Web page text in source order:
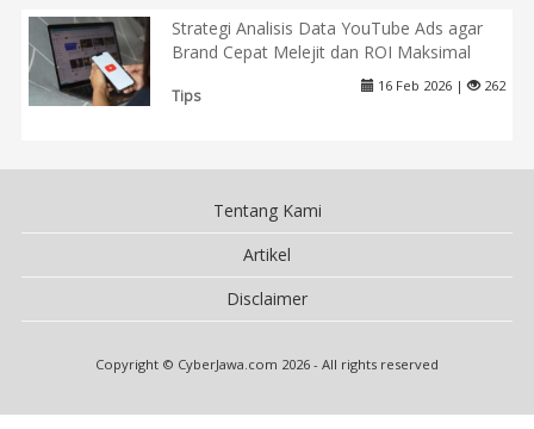
Strategi Analisis Data YouTube Ads agar
Brand Cepat Melejit dan ROI Maksimal
Tips
16 Feb 2026 | 262
Tentang Kami
Artikel
Disclaimer
Copyright © CyberJawa.com 2026 - All rights reserved